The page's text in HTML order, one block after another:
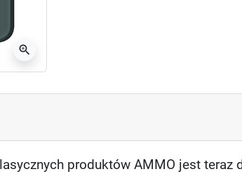
zoom_in
produktów AMMO jest